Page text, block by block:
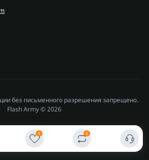
0 0
без письменного разрешения запрещено.
Flash Army © 2026